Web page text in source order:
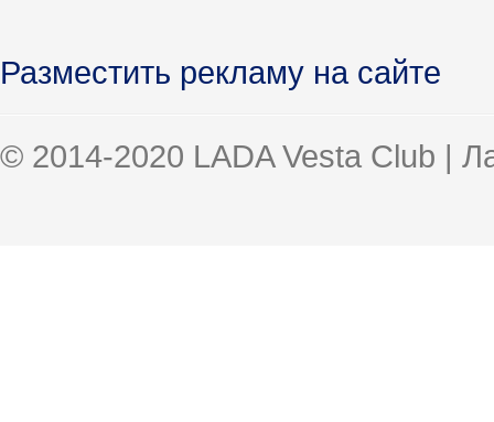
Разместить рекламу на сайте
© 2014-2020 LADA Vesta Club |